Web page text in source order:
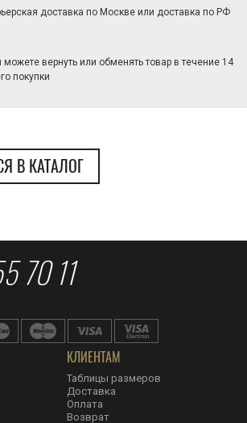
доставка по Москве или доставка по РФ
вернуть или обменять товар в течение 14
покупки
В КАТАЛОГ
70 11
КЛИЕНТАМ
Таблицы размеров
Доставка
Оплата
Возврат